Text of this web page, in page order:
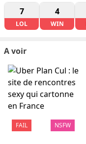
7
LOL
4
WIN
A voir
FAIL NSFW